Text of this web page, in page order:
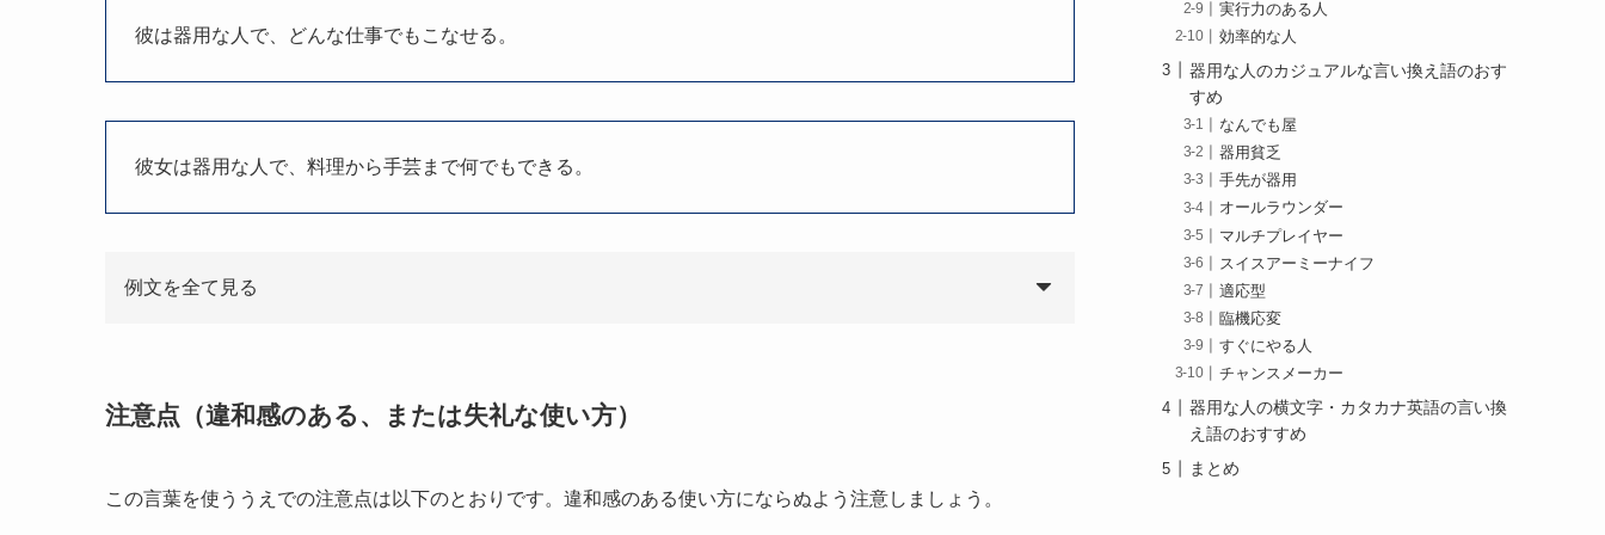
彼は器用な人で、どんな仕事でもこなせる。
彼女は器用な人で、料理から手芸まで何でもできる。
例文を全て見る
注意点（違和感のある、または失礼な使い方）
この言葉を使ううえでの注意点は以下のとおりです。違和感のある使い方にならぬよう注意しましょう。
実行力のある人
効率的な人
器用な人のカジュアルな言い換え語のおす
すめ
なんでも屋
器用貧乏
手先が器用
オールラウンダー
マルチプレイヤー
スイスアーミーナイフ
適応型
臨機応変
すぐにやる人
チャンスメーカー
器用な人の横文字・カタカナ英語の言い換
え語のおすすめ
まとめ